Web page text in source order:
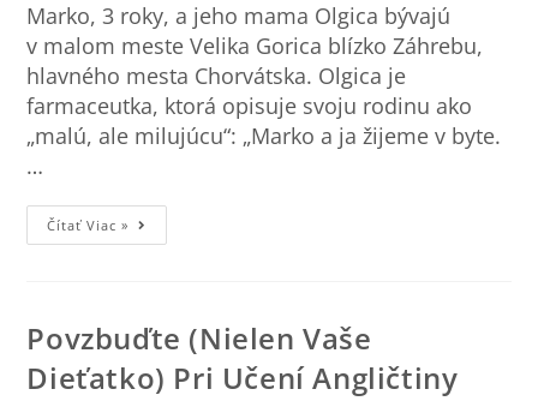
Marko, 3 roky, a jeho mama Olgica bývajú
v malom meste Velika Gorica blízko Záhrebu,
hlavného mesta Chorvátska. Olgica je
farmaceutka, ktorá opisuje svoju rodinu ako
„malú, ale milujúcu“: „Marko a ja žijeme v byte.
…
Čítať Viac »
Povzbuďte (nielen Vaše
Dieťatko) Pri Učení Angličtiny